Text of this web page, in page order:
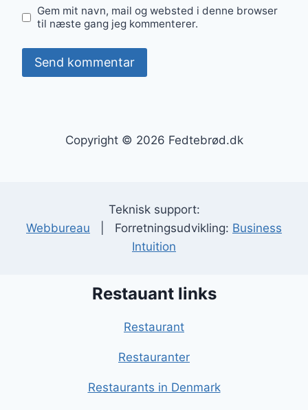
Gem mit navn, mail og websted i denne browser
til næste gang jeg kommenterer.
Copyright © 2026 Fedtebrød.dk
Teknisk support:
Webbureau | Forretningsudvikling: Business
Intuition
Restauant links
Restaurant
Restauranter
Restaurants in Denmark